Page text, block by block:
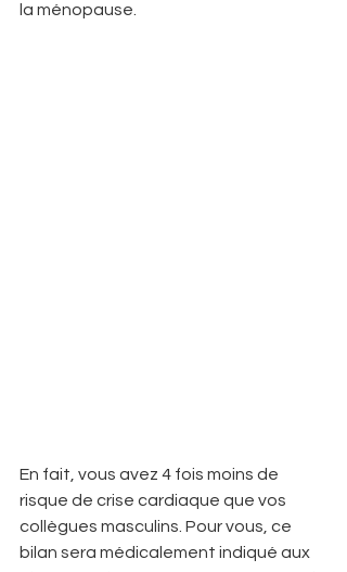
la ménopause.
En fait, vous avez 4 fois moins de
risque de crise cardiaque que vos
collègues masculins. Pour vous, ce
bilan sera médicalement indiqué aux